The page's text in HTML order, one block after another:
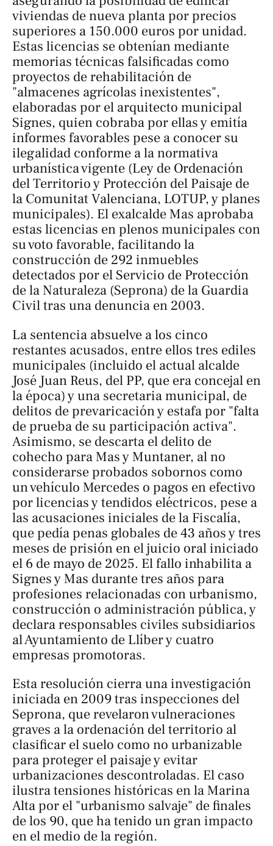
viviendas de nueva planta por precios
superiores a 150.000 euros por unidad.
Estas licencias se obtenían mediante
memorias técnicas falsificadas como
proyectos de rehabilitación de
"almacenes agrícolas inexistentes",
elaboradas por el arquitecto municipal
Signes, quien cobraba por ellas y emitía
informes favorables pese a conocer su
ilegalidad conforme a la normativa
urbanística vigente (Ley de Ordenación
del Territorio y Protección del Paisaje de
la Comunitat Valenciana, LOTUP, y planes
municipales). El exalcalde Mas aprobaba
estas licencias en plenos municipales con
su voto favorable, facilitando la
construcción de 292 inmuebles
detectados por el Servicio de Protección
de la Naturaleza (Seprona) de la Guardia
Civil tras una denuncia en 2003.
La sentencia absuelve a los cinco
restantes acusados, entre ellos tres ediles
municipales (incluido el actual alcalde
José Juan Reus, del PP, que era concejal en
la época) y una secretaria municipal, de
delitos de prevaricación y estafa por "falta
de prueba de su participación activa".
Asimismo, se descarta el delito de
cohecho para Mas y Muntaner, al no
considerarse probados sobornos como
un vehículo Mercedes o pagos en efectivo
por licencias y tendidos eléctricos, pese a
las acusaciones iniciales de la Fiscalía,
que pedía penas globales de 43 años y tres
meses de prisión en el juicio oral iniciado
el 6 de mayo de 2025. El fallo inhabilita a
Signes y Mas durante tres años para
profesiones relacionadas con urbanismo,
construcción o administración pública, y
declara responsables civiles subsidiarios
al Ayuntamiento de Llíber y cuatro
empresas promotoras.
Esta resolución cierra una investigación
iniciada en 2009 tras inspecciones del
Seprona, que revelaron vulneraciones
graves a la ordenación del territorio al
clasificar el suelo como no urbanizable
para proteger el paisaje y evitar
urbanizaciones descontroladas. El caso
ilustra tensiones históricas en la Marina
Alta por el "urbanismo salvaje" de finales
de los 90, que ha tenido un gran impacto
en el medio de la región.